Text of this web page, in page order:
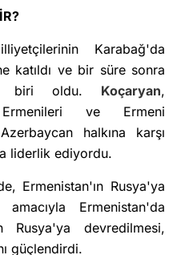
Karabağ'da
katıldı ve bir süre sonra
biri oldu. Koçaryan,
Ermenileri ve Ermeni
halkına karşı
liderlik ediyordu.
Ermenistan'ın Rusya'ya
Ermenistan'da
Rusya'ya devredilmesi,
güçlendirdi.